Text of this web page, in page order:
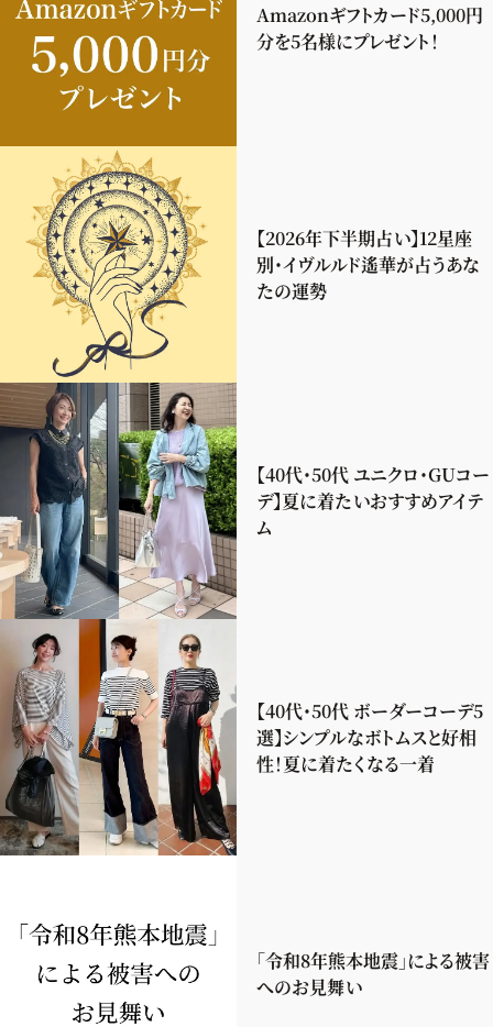
Amazonギフトカード5,000円
分を5名様にプレゼント！
【2026年下半期占い】12星座
別・イヴルルド遙華が占うあな
たの運勢
【40代・50代 ユニクロ・GUコー
デ】夏に着たいおすすめアイテ
ム
【40代・50代 ボーダーコーデ5
選】シンプルなボトムスと好相
性！夏に着たくなる一着
「令和8年熊本地震」による被害
へのお見舞い